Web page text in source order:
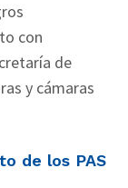
con
de
y cámaras
de los PAS